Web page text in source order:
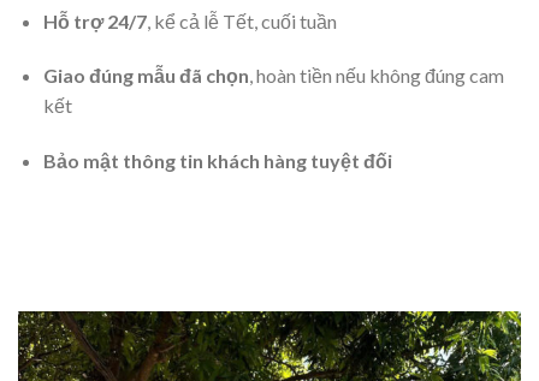
Hỗ trợ 24/7, kể cả lễ Tết, cuối tuần
Giao đúng mẫu đã chọn, hoàn tiền nếu không đúng cam
kết
Bảo mật thông tin khách hàng tuyệt đối